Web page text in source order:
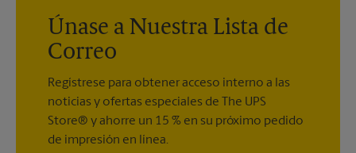
Únase a Nuestra Lista de
Correo
Regístrese para obtener acceso interno a las
noticias y ofertas especiales de The UPS
Store® y ahorre un 15 % en su próximo pedido
de impresión en línea.